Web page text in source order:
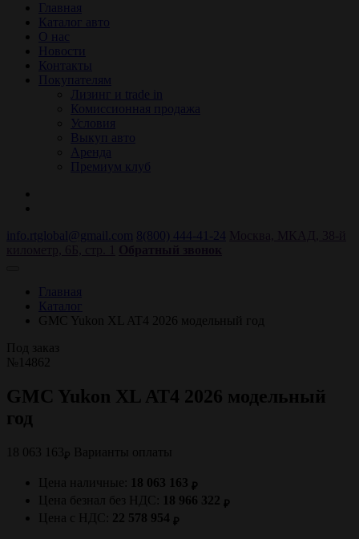
Главная
Каталог авто
О нас
Новости
Контакты
Покупателям
Лизинг и trade in
Комиссионная продажа
Условия
Выкуп авто
Аренда
Премиум клуб
info.rtglobal@gmail.com 8(800) 444-41-24
Главная
Каталог
GMC Yukon XL AT4 2026 модельный год
Под заказ
№14862
GMC Yukon XL AT4 2026 модельный
год
18 063 163 ₽ Варианты оплаты
Цена наличные: 18 063 163 ₽
Цена безнал без НДС: 18 966 322 ₽
Цена с НДС: 22 578 954 ₽